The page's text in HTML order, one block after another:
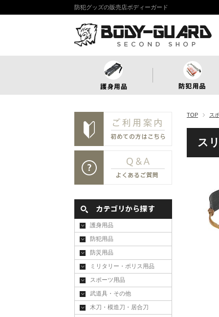
防犯グッズの販売店ボディーガード
TOP ス
ス
護身用品
防犯用品
防災用品
ミリタリー・ポリス用品
スポーツ用品
武道具・その他
木刀・模造刀・居合刀